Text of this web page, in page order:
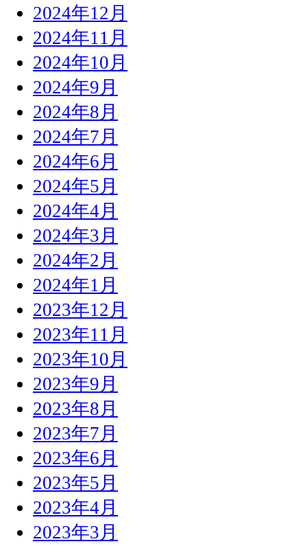
2024年12月
2024年11月
2024年10月
2024年9月
2024年8月
2024年7月
2024年6月
2024年5月
2024年4月
2024年3月
2024年2月
2024年1月
2023年12月
2023年11月
2023年10月
2023年9月
2023年8月
2023年7月
2023年6月
2023年5月
2023年4月
2023年3月